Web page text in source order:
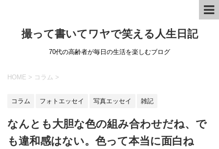
撮って書いてワヤで笑える人生日記
70代の高齢者が毎日の生活を楽しむブログ
HOME > コラム >
コラム フォトエッセイ 写真エッセイ 雑記
なんとも大胆な色の組み合わせだね、で
も違和感はない。色って本当に面白ね